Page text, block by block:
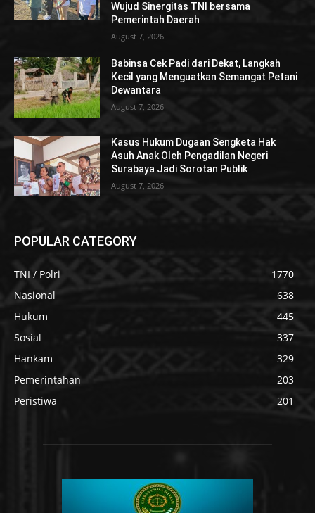
Wujud Sinergitas TNI bersama
Pemerintah Daerah
August 7, 2026
Babinsa Cek Padi dari Dekat, Langkah
Kecil yang Menguatkan Semangat Petani
Dewantara
August 7, 2026
Kasus Hukum Dugaan Sengketa Hak
Asuh Anak Oleh Pengadilan Negeri
Surabaya Jadi Sorotan Publik
August 7, 2026
POPULAR CATEGORY
TNI / Polri
1770
Nasional
638
Hukum
445
Sosial
337
Hankam
329
Pemerintahan
203
Peristiwa
201